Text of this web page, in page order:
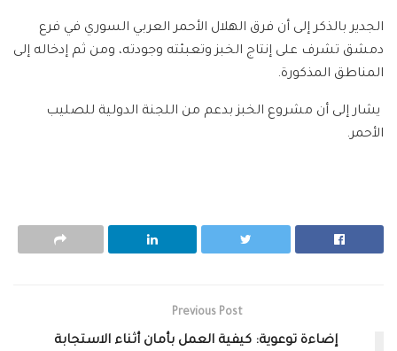
الجدير بالذكر إلى أن فرق الهلال الأحمر العربي السوري في فرع
دمشق تشرف على إنتاج الخبز وتعبئته وجودته، ومن ثم إدخاله إلى
المناطق المذكورة.
يشار إلى أن مشروع الخبز بدعم من اللجنة الدولية للصليب
الأحمر.
Previous Post
إضاءة توعوية: كيفية العمل بأمان أثناء الاستجابة